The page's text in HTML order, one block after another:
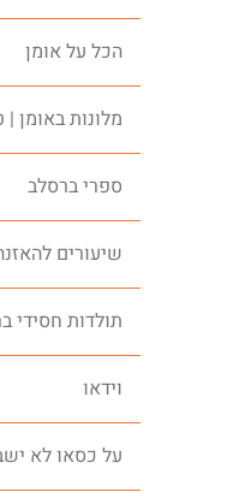
הכל על אומן
מלונות באומן |
ספרי ברסלב
שיעורים
תולדות חסידי
וידאו
על כסאו לא